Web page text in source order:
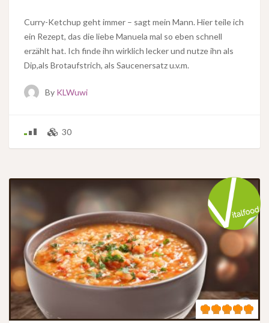
Curry-Ketchup geht immer – sagt mein Mann. Hier teile ich
ein Rezept, das die liebe Manuela mal so eben schnell
erzählt hat. Ich finde ihn wirklich lecker und nutze ihn als
Dip,als Brotaufstrich, als Saucenersatz u.v.m.
By KLWuwi
30